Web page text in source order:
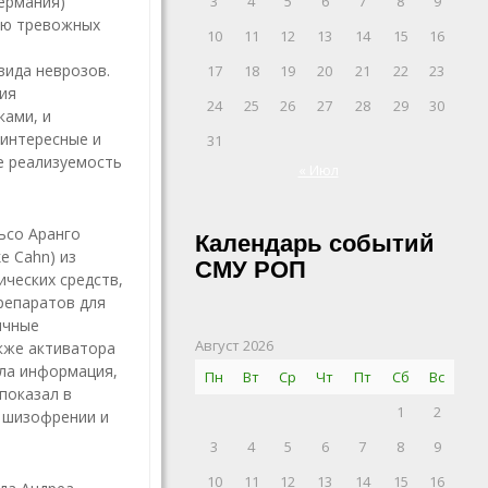
10
11 12 13 14 15
16
17
18 19 20 21 22
23
24
25 26 27 28 29
30
31
Календарь событий
СМУ РОП
Август 2026
Пн
Вт Ср Чт Пт Сб
Вс
1
2
3
4 5 6 7 8
9
10
11 12 13 14 15 16
тревожных
неврозов.
и
и
реализуемость
Аранго
Cahn) из
средств,
для
активатора
информация,
в
и